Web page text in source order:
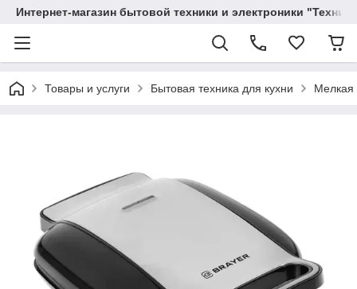
Интернет-магазин бытовой техники и электроники
Товары и услуги Бытовая техника для кухни Мелкая